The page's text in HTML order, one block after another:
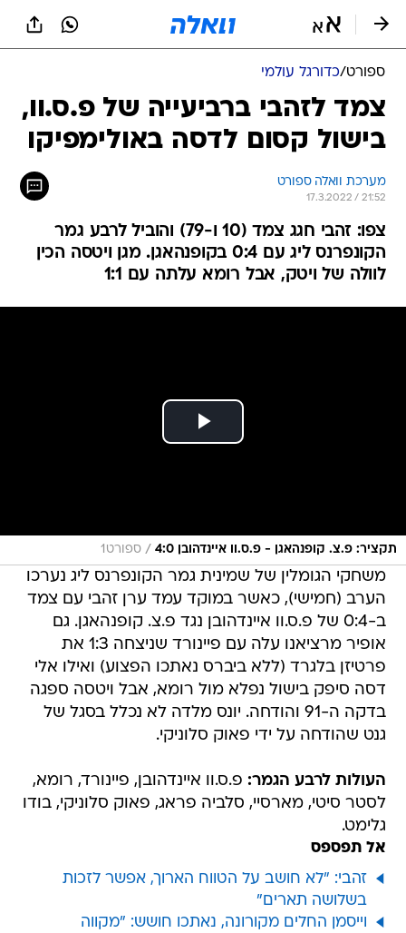
ספורט/כדורגל עולמי
צמד לזהבי ברביעייה של פ.ס.וו,
בישול קסום לדסה באולימפיקו
מערכת וואלה ספורט
17.3.2022 / 21:52
צפו: זהבי חגג צמד (10 ו-79) והוביל לרבע גמר
הקונפרנס ליג עם 0:4 בקופנהאגן. מגן ויטסה הכין
לוולה של ויטק, אבל רומא עלתה עם 1:1
תקציר: פ.צ. קופנהאגן - פ.ס.וו איינדהובן 4:0 / ספורט1
משחקי הגומלין של שמינית גמר הקונפרנס ליג נערכו
הערב (חמישי), כאשר במוקד עמד ערן זהבי עם צמד
ב-0:4 של פ.ס.וו איינדהובן נגד פ.צ. קופנהאגן. גם
אופיר מרציאנו עלה עם פיינורד שניצחה 1:3 את
פרטיזן בלגרד (ללא ביברס נאתכו הפצוע) ואילו אלי
דסה סיפק בישול נפלא מול רומא, אבל ויטסה ספגה
בדקה ה-91 והודחה. יונס מלדה לא נכלל בסגל של
גנט שהודחה על ידי פאוק סלוניקי.
העולות לרבע הגמר: פ.ס.וו איינדהובן, פיינורד, רומא,
לסטר סיטי, מארסיי, סלביה פראג, פאוק סלוניקי, בודו
גלימט.
אל תפספס
זהבי: "לא חושב על הטווח הארוך, אפשר לזכות
בשלושה תארים"
וייסמן החלים מקורונה, נאתכו חושש: "מקווה